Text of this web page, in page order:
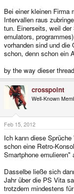
Bei einer kleinen Firma
Intervallen raus
tun. Einerseits, weil
emulators,
vorhanden sind und die
schon, denn schon ein
by the way dieser
crosspoint
Well-Known
Feb 15, 2012
Ich kann diese
schon eine Retro-
Smartphone emulieren"
Dasselbe ließe sich
Jahr über die PS Vita
trotzdem mindestens